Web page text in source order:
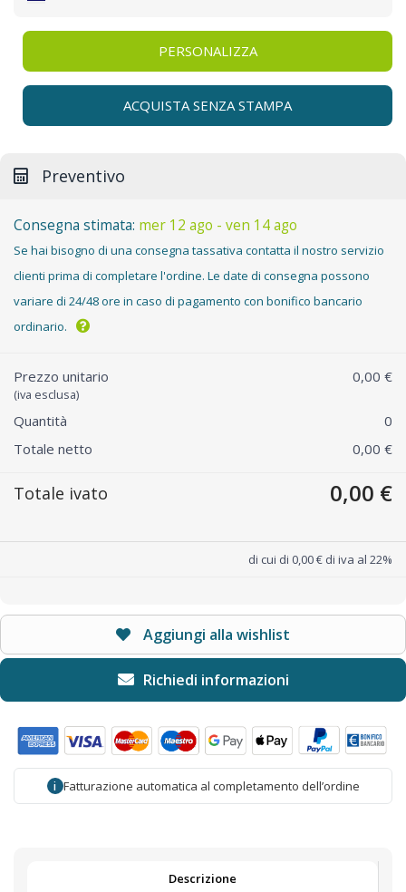
PERSONALIZZA
ACQUISTA SENZA STAMPA
Preventivo
Consegna stimata: mer 12 ago - ven 14 ago
Se hai bisogno di una consegna tassativa contatta il nostro servizio
clienti prima di completare l'ordine. Le date di consegna possono
variare di 24/48 ore in caso di pagamento con bonifico bancario
ordinario.
Prezzo unitario
(iva esclusa)
0,00 €
Quantità
0
Totale netto
0,00 €
Totale ivato 0,00 €
di cui di 0,00 € di iva al 22%
Aggiungi alla wishlist
i Fatturazione automatica al completamento dell’ordine
Descrizione